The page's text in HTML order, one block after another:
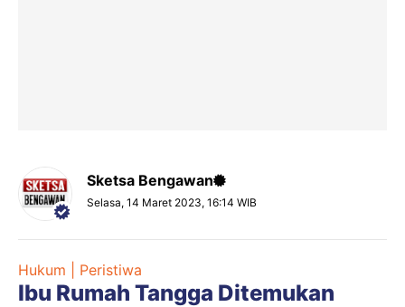
Sketsa Bengawan
Selasa, 14 Maret 2023, 16:14 WIB
Hukum | Peristiwa
Ibu Rumah Tangga Ditemukan